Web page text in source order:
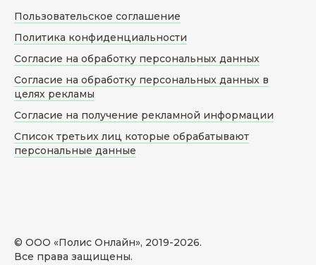
© ООО «Полис Онлайн», 2019-2026.
Все права защищены.
Пользовательское соглашение
Политика конфиденциальности
Согласие на обработку персональных данных
Согласие на обработку персональных данных в
целях рекламы
Согласие на получение рекламной информации
Список третьих лиц которые обрабатывают
персональные данные